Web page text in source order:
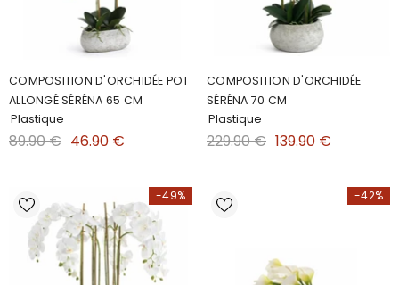
COMPOSITION D'ORCHIDÉE POT
ALLONGÉ SÉRÉNA 65 CM
Plastique
89.90 € 46.90 €
COMPOSITION D'ORCHIDÉE
SÉRÉNA 70 CM
Plastique
229.90 € 139.90 €
-49% -42%